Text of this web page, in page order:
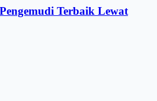
Terbaik Lewat